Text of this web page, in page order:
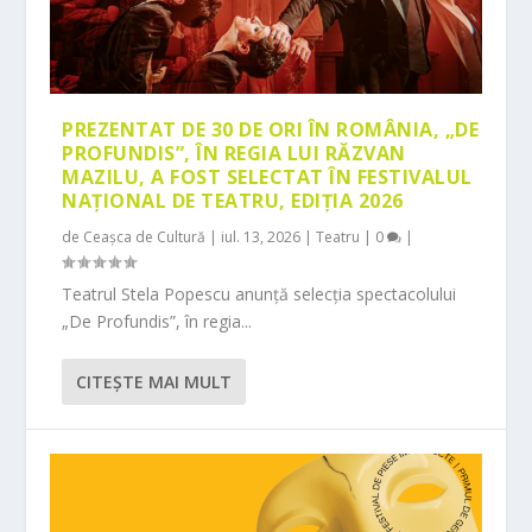
PREZENTAT DE 30 DE ORI ÎN ROMÂNIA, „DE
PROFUNDIS”, ÎN REGIA LUI RĂZVAN
MAZILU, A FOST SELECTAT ÎN FESTIVALUL
NAȚIONAL DE TEATRU, EDIȚIA 2026
de Ceașca de Cultură | iul. 13, 2026 |Teatru | 0 |
Teatrul Stela Popescu anunță selecția spectacolului
„De Profundis”, în regia...
CITEŞTE MAI MULT